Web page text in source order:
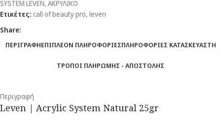
SYSTEM LEVEN, ΑΚΡΥΛΙΚΟ
Ετικέτες: call of beauty pro, leven
Share:
ΠΕΡΙΓΡΑΦΗΕΠΙΠΛΕΟΝ ΠΛΗΡΟΦΟΡΙΕΣΠΛΗΡΟΦΟΡΙΕΣ ΚΑΤΑΣΚΕΥΑΣΤΗ
ΤΡΟΠΟΙ ΠΛΗΡΩΜΗΣ - ΑΠΟΣΤΟΛΗΣ
Περιγραφή
Leven | Acrylic System Natural 25gr